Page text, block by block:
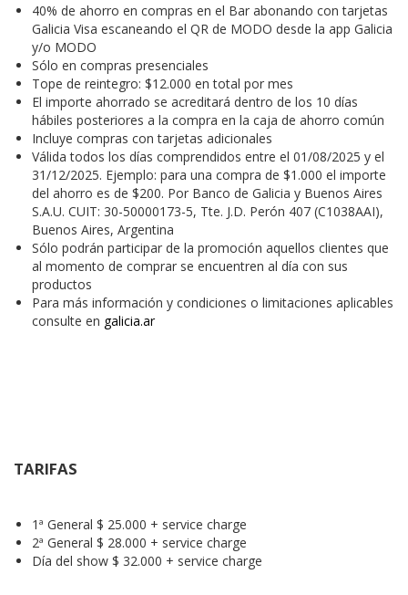
40% de ahorro en compras en el Bar abonando con tarjetas
Galicia Visa escaneando el QR de MODO desde la app Galicia
y/o MODO
Sólo en compras presenciales
Tope de reintegro: $12.000 en total por mes
El importe ahorrado se acreditará dentro de los 10 días
hábiles posteriores a la compra en la caja de ahorro común
Incluye compras con tarjetas adicionales
Válida todos los días comprendidos entre el 01/08/2025 y el
31/12/2025. Ejemplo: para una compra de $1.000 el importe
del ahorro es de $200. Por Banco de Galicia y Buenos Aires
S.A.U. CUIT: 30-50000173-5, Tte. J.D. Perón 407 (C1038AAI),
Buenos Aires, Argentina
Sólo podrán participar de la promoción aquellos clientes que
al momento de comprar se encuentren al día con sus
productos
Para más información y condiciones o limitaciones aplicables
consulte en galicia.ar
TARIFAS
1ª General $ 25.000 + service charge
2ª General $ 28.000 + service charge
Día del show $ 32.000 + service charge